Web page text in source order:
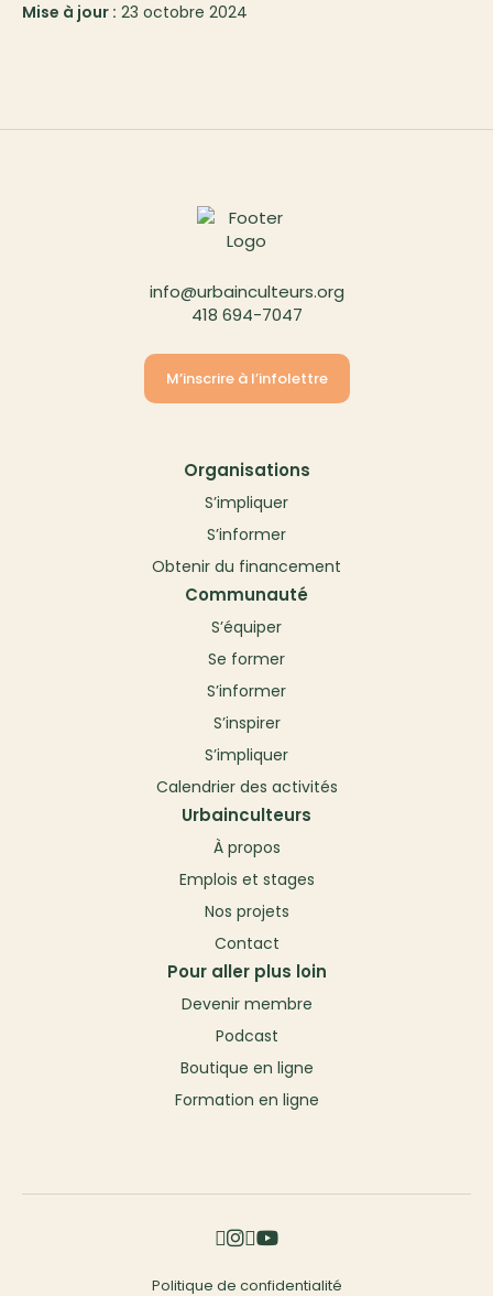
Mise à jour : 23 octobre 2024
info@urbainculteurs.org
418 694-7047
M’inscrire à l’infolettre
Organisations
S’impliquer
S’informer
Obtenir du financement
Communauté
S’équiper
Se former
S’informer
S’inspirer
S’impliquer
Calendrier des activités
Urbainculteurs
À propos
Emplois et stages
Nos projets
Contact
Pour aller plus loin
Devenir membre
Podcast
Boutique en ligne
Formation en ligne
Politique de confidentialité